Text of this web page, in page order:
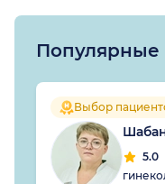
Популярные
Выбор
5.0